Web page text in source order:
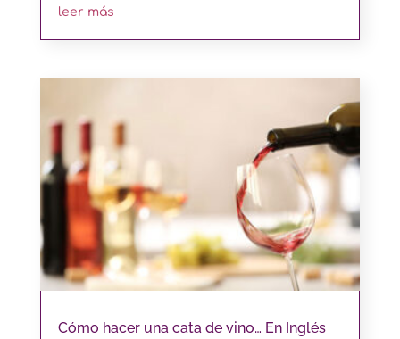
leer más
Cómo hacer una cata de vino… En Inglés